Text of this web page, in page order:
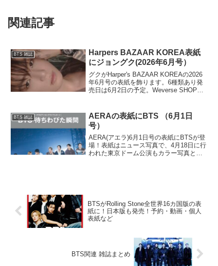
関連記事
BTS 雑誌
Harpers BAZAAR KOREA表紙
にジョングク(2026年6月号）
グクがHarper's BAZAAR KOREAの2026
年6月号の表紙を飾ります。6種類あり発
売日は6月2日の予定。Weverse SHOPを
Qoo10の対応ショッ...
BTS 雑誌
AERAの表紙にBTS （6月1日
号）
AERA(アエラ)6月1日号の表紙にBTSが登
場！表紙はニュース写真で、4月18日に行
われた東京ドーム公演もカラー写真と共
BTSがRolling Stone全世界16カ国版の表
紙に！日本版も発売！予約・動画・個人
表紙など
BTS関連 雑誌まとめ